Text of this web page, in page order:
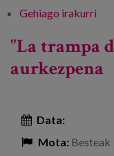
Gehiago irakurri
"La trampa
aurkezpena
Data:
Mota: Besteak